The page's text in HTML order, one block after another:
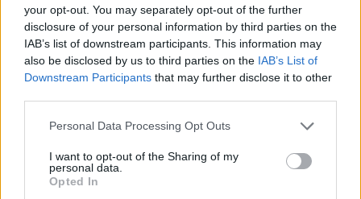
your opt-out. You may separately opt-out of the further
disclosure of your personal information by third parties on the
IAB’s list of downstream participants. This information may
also be disclosed by us to third parties on the IAB’s List of
Downstream Participants that may further disclose it to other
Please note that this website/app uses one or more Google
not limited to your visit or usage behaviour. You may click to
grant or deny consent to Google and its third-party tags to
use your data for below specified purposes in below Google
Personal Data Processing Opt Outs
I want to opt-out of the Sharing of my
personal data.
Opted In